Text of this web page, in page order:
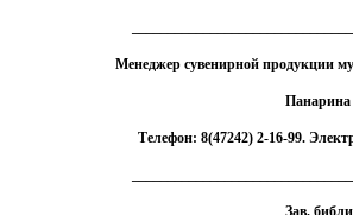
Менеджер сувенирной продукции
Телефон: 8(47242) 2-16-99.
Зав.